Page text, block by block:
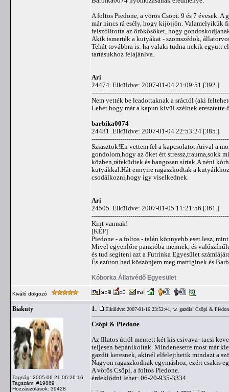
A foltos Piedone, a vörös Csöpi. 9 és 7 évesek.
már nincs rá esély, hogy kijöjjön. Valamelyikük
felszólította az örökösöket, hogy
Akik ismerték a kutyákat - szomszédok,
Tehát továbbra is: ha valaki tudna nekik együtt
tartásukhoz felajánlva.
Ari
24474. Elküldve: 2007-01-04 21:09:51 [392.]
Nem vették be leadottaknak a sráctól (aki
Lehet hogy már a kapun kívül szélnek eresztette
barbika0074
24481. Elküldve: 2007-01-04 22:53:24 [385.]
Sziasztok!Én vettem fel a kapcsolatot Arival a
gondolom,hogy az őket ért stressz,trauma,sokk
közben,ráfeküdtek és hangosan sírtak.A néni
kutyákkal.Hát ennyire ragaszkodtak a
csodálkozni,hogy így viselkednek.
Ari
24505. Elküldve: 2007-01-05 11:21:56 [361.]
Kint vannak!
[KÉP]
Piedone - a foltos - talán könnyebb eset lesz,
Mivel egyenlőre panzióba mennek, és
és tud segíteni azt a Futrinka Egyesület
És ezúton had köszönjem meg martiginek és
Kóborka Állatvédő Egyesület
Kiváló dolgozó
Biakuty
Tagság: 2005-06-21 06:26:16
Tagszám: #19869
Hozzászólások: 39428
1. Elküldve: 2007-01-16 23:52:41, w. gazdis! Csöpi &
Csöpi & Piedone
Az Illatos útról mentett két kis csivava- tacsi
teljesen bepánikoltak. Mindenesetre most már
gazdit keresnek, akinél elfelejthetik mindazt a
Nagyon ragaszkodnak egymáshoz, ezért csakis
A vörös Csöpi, a foltos Piedone.
érdeklődni lehet: 06-20-935-3334